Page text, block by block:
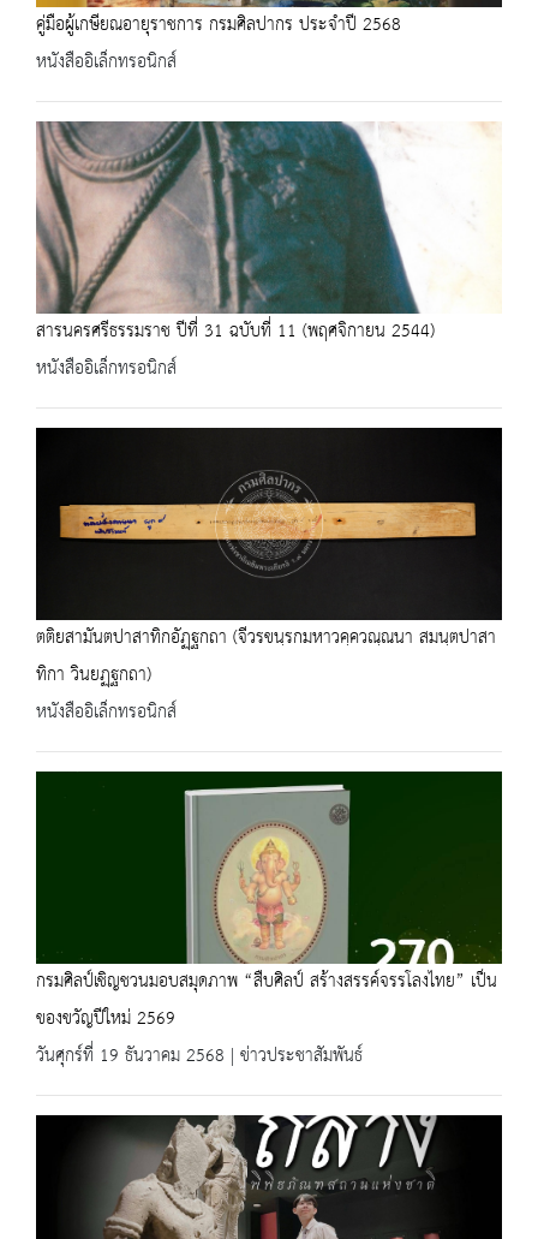
คู่มือผู้เกษียณอายุราชการ กรมศิลปากร ประจำปี 2568
หนังสืออิเล็กทรอนิกส์
สารนครศรีธรรมราช ปีที่ 31 ฉบับที่ 11 (พฤศจิกายน 2544)
หนังสืออิเล็กทรอนิกส์
ตติยสามันตปาสาทิกอัฏฺฐกถา (จีวรขนฺรกมหาวคฺควณฺณนา สมนฺตปาสา
ทิกา วินยฏฺฐกถา)
หนังสืออิเล็กทรอนิกส์
กรมศิลป์เชิญชวนมอบสมุดภาพ “สืบศิลป์ สร้างสรรค์จรรโลงไทย” เป็น
ของขวัญปีใหม่ 2569
วันศุกร์ที่ 19 ธันวาคม 2568 | ข่าวประชาสัมพันธ์